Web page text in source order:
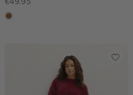
deepmocca